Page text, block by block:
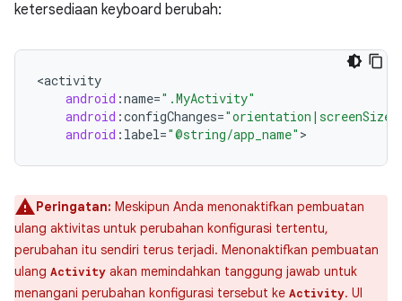
ketersediaan keyboard berubah:
<activity
android :name=".MyActivity"
android :configChanges=
android : label="@string/app_name"
Peringatan: Meskipun Anda menonaktifkan pembuatan
ulang aktivitas untuk perubahan konfigurasi tertentu,
perubahan itu sendiri terus terjadi. Menonaktifkan pembuatan
ulang Activity akan memindahkan tanggung jawab untuk
menangani perubahan konfigurasi tersebut ke Activity. UI